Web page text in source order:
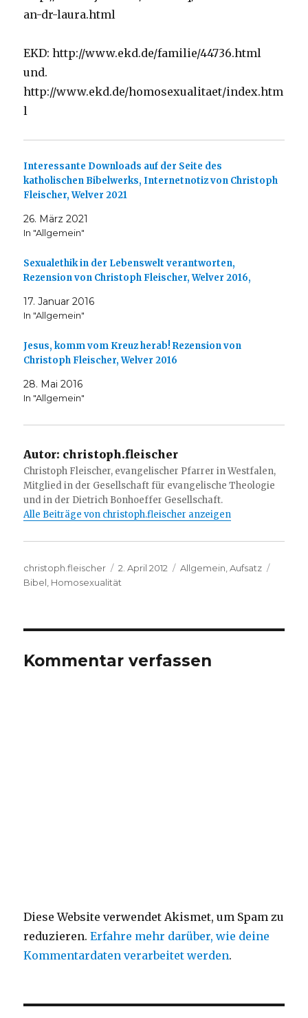
an-dr-laura.html
EKD: http://www.ekd.de/familie/44736.html
und.
http://www.ekd.de/homosexualitaet/index.htm
l
Interessante Downloads auf der Seite des
katholischen Bibelwerks, Internetnotiz von Christoph
Fleischer, Welver 2021
26. März 2021
In "Allgemein"
Sexualethik in der Lebenswelt verantworten,
Rezension von Christoph Fleischer, Welver 2016,
17. Januar 2016
In "Allgemein"
Jesus, komm vom Kreuz herab! Rezension von
Christoph Fleischer, Welver 2016
28. Mai 2016
In "Allgemein"
Autor: christoph.fleischer
Christoph Fleischer, evangelischer Pfarrer in Westfalen,
Mitglied in der Gesellschaft für evangelische Theologie
und in der Dietrich Bonhoeffer Gesellschaft.
Alle Beiträge von christoph.fleischer anzeigen
Autor
christoph.fleischer
Veröffentlicht
am
2. April 2012 Kategorien
Allgemein ,Aufsatz
Bibel Homosexualität
Kommentar verfassen
Diese Website verwendet Akismet, um Spam zu
reduzieren.Erfahre mehr darüber, wie deine
Kommentardaten verarbeitet werden.